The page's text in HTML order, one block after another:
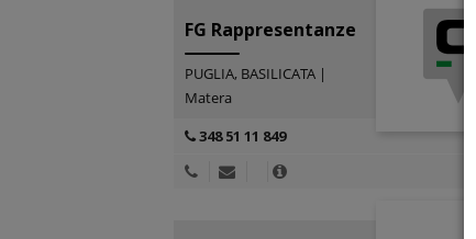
FG Rappresentanze
PUGLIA, BASILICATA |
Matera
348 51 11 849